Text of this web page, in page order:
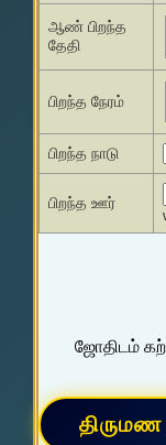
ஆண் பிறந்த
தேதி
பிறந்த நேரம்
பிறந்த நாடு
பிறந்த ஊர்
ஜோதிடம்